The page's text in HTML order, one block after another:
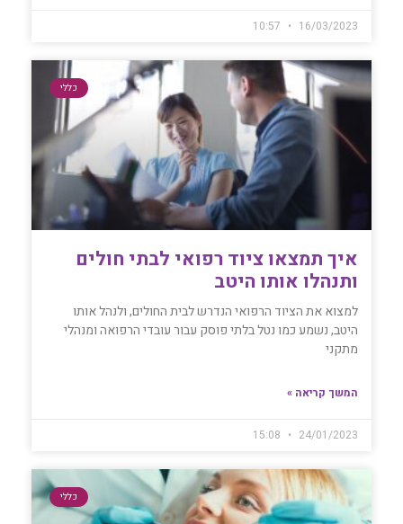
16/03/2023
כללי
איך תמצאו ציוד רפואי לבתי חולים
ותנהלו אותו היטב
למצוא את הציוד הרפואי הנדרש לבית החולים, ולנהל אותו
היטב, נשמע כמו נטל בלתי פוסק עבור עובדי הרפואה ומנהלי
מתקני
המשך קריאה »
24/01/2023
כללי